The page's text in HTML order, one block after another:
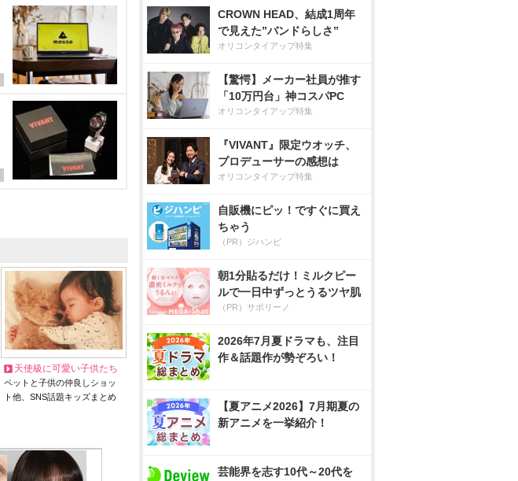
天使級に可愛い子供たち
ペットと子供の仲良しショッ
ト他、SNS話題キッズまとめ
CROWN HEAD、結成1周年
で見えた”バンドらしさ”
オリコンタイアップ特集
【驚愕】メーカー社員が推す
「10万円台」神コスパPC
オリコンタイアップ特集
『VIVANT』限定ウオッチ、
プロデューサーの感想は
オリコンタイアップ特集
自販機にピッ！ですぐに買え
ちゃう
（PR）ジハンピ
朝1分貼るだけ！ミルクピー
ルで一日中ずっとうるツヤ肌
（PR）サボリーノ
2026年7月夏ドラマも、注目
作＆話題作が勢ぞろい！
【夏アニメ2026】7月期夏の
新アニメを一挙紹介！
芸能界を志す10代～20代を